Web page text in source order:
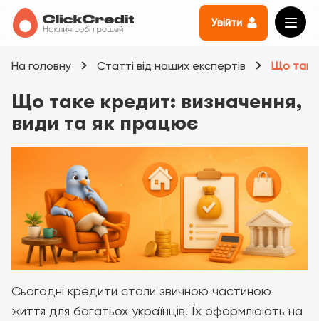
Увійти
На головну Статті від наших експертів Що таке
Що таке кредит: визначення,
види та як працює
Сьогодні кредити стали звичною частиною
життя для багатьох українців. Їх оформлюють на